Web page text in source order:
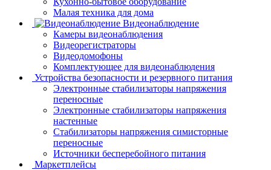
Малая техника для дома
Видеонаблюдение
Камеры видеонаблюдения
Видеорегистраторы
Видеодомофоны
Комплектующее для видеонаблюдения
Устройства безопасности и резервного питания
Электронные стабилизаторы напряжения
переносные
Электронные стабилизаторы напряжения
настенные
Стабилизаторы напряжения симисторные
переносные
Источники бесперебойного питания
Маркетплейсы